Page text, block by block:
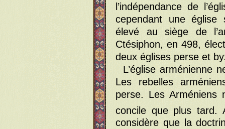
l’indépendance de
cependant une église
élevé au siège de
Ctésiphon, en 498,
deux églises perse et
L’église arménienne
Les rebelles
perse. Les Arméniens
concile que plus tard.
considère que la